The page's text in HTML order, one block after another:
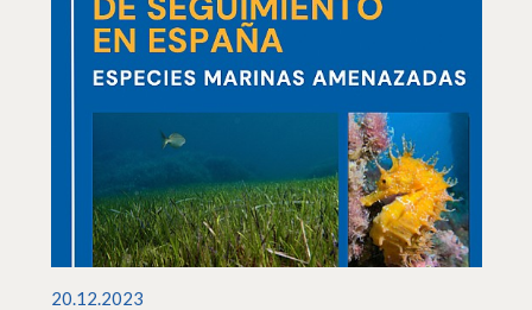
20.12.2023